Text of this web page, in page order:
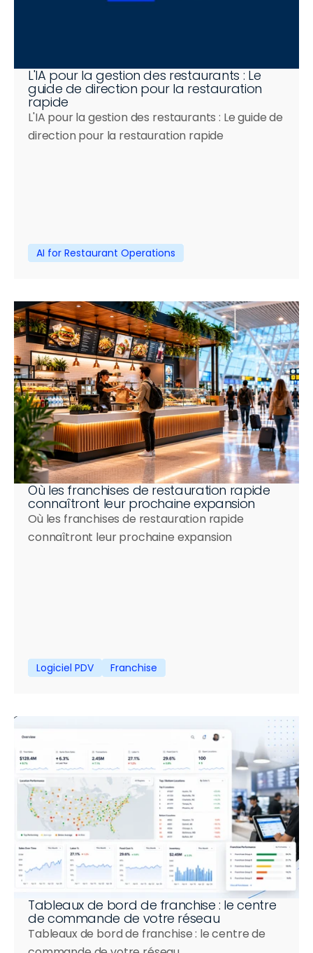
L'IA pour la gestion des restaurants : Le
guide de direction pour la restauration
rapide
L'IA pour la gestion des restaurants : Le guide de
direction pour la restauration rapide
AI for Restaurant Operations
Où les franchises de restauration rapide
connaîtront leur prochaine expansion
Où les franchises de restauration rapide
connaîtront leur prochaine expansion
Logiciel PDV Franchise
Tableaux de bord de franchise : le centre
de commande de votre réseau
Tableaux de bord de franchise : le centre de